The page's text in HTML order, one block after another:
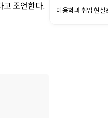
고 조언한다.